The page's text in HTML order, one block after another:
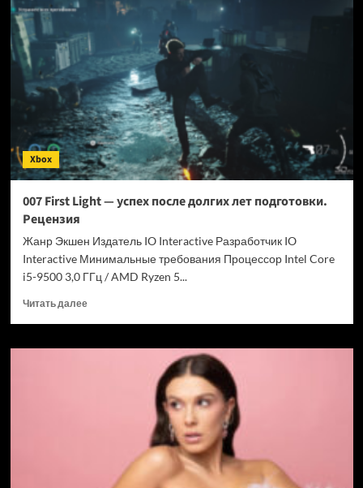
помогает
ботам
обходить
антибот-
защиту
—
и
грузит
страницы
в
шесть
быстрее
Xbox
007 First Light — успех после долгих лет подготовки.
Рецензия
Жанр Экшен Издатель IO Interactive Разработчик IO
Interactive Минимальные требования Процессор Intel Core
i5-9500 3,0 ГГц / AMD Ryzen 5...
Читать далееПрочитать
007
подготовки.